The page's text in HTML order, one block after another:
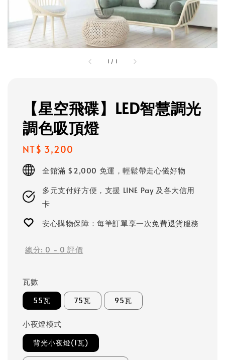
1 / 1
【星空飛碟】LED智慧調光
調色吸頂燈
Regular
price
NT$ 3,200
全館滿 $2,000 免運，輕鬆帶走心儀好物
多元支付好方便，支援 LINE Pay 及各大信用
卡
安心購物保障：每筆訂單享一次免費退貨服務
總分: 0 - 0 評價
瓦數
55瓦 75瓦 95瓦
小夜燈模式
背光小夜燈(1瓦)